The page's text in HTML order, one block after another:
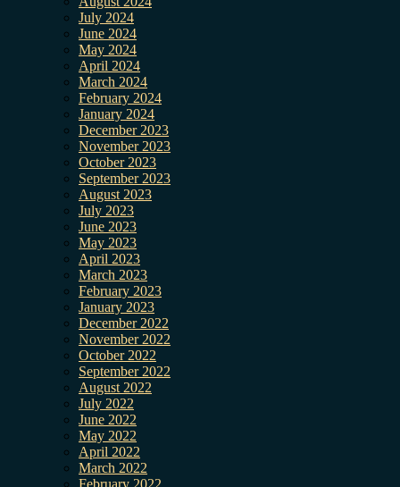
July 2024
June 2024
May 2024
April 2024
March 2024
February 2024
January 2024
December 2023
November 2023
October 2023
September 2023
August 2023
July 2023
June 2023
May 2023
April 2023
March 2023
February 2023
January 2023
December 2022
November 2022
October 2022
September 2022
August 2022
July 2022
June 2022
May 2022
April 2022
March 2022